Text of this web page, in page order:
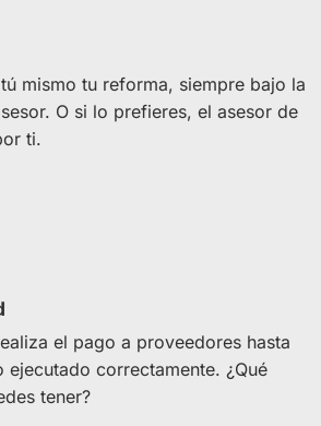
mismo tu reforma, siempre bajo la
O si lo prefieres, el asesor de
ti.
el pago a proveedores hasta
correctamente. ¿Qué
tener?